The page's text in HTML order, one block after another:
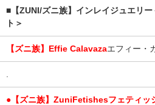
■【ZUNI/ズニ族】インレイジュエリ
ト＞
【ズニ族】Effie Calavazaエフィー・
●【ズニ族】ZuniFetishesフェティッ